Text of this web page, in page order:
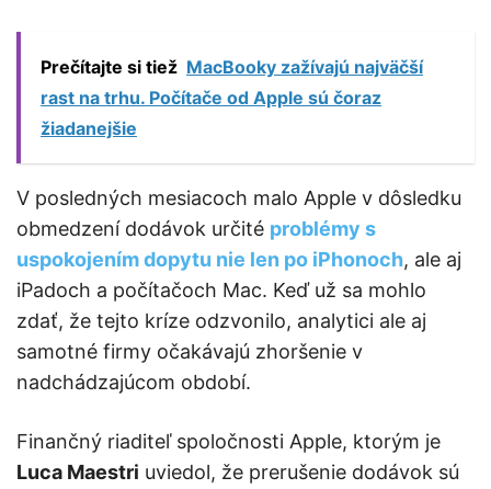
Prečítajte si tiež MacBooky zažívajú najväčší
rast na trhu. Počítače od Apple sú čoraz
žiadanejšie
V posledných mesiacoch malo Apple v dôsledku
obmedzení dodávok určité problémy s
uspokojením dopytu nie len po iPhonoch, ale aj
iPadoch a počítačoch Mac. Keď už sa mohlo
zdať, že tejto kríze odzvonilo, analytici ale aj
samotné firmy očakávajú zhoršenie v
nadchádzajúcom období.
Finančný riaditeľ spoločnosti Apple, ktorým je
Luca Maestri uviedol, že prerušenie dodávok sú